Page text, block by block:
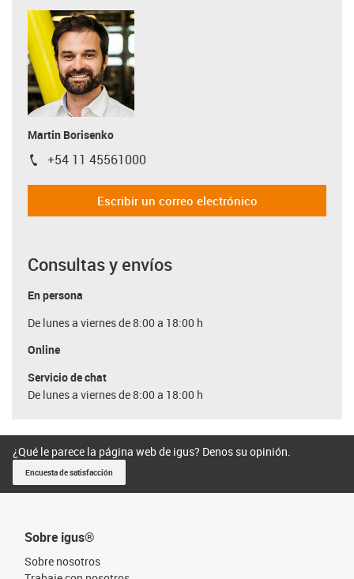
Martin Borisenko
igus-icon-phone
+54 11 45561000
Escribir un correo electrónico
Consultas y envíos
En persona
De lunes a viernes de 8:00 a 18:00 h
Online
Servicio de chat
De lunes a viernes de 8:00 a 18:00 h
¿Qué le parece la página web de igus? Denos su opinión.
Encuesta de satisfacción
Sobre igus®
Sobre nosotros